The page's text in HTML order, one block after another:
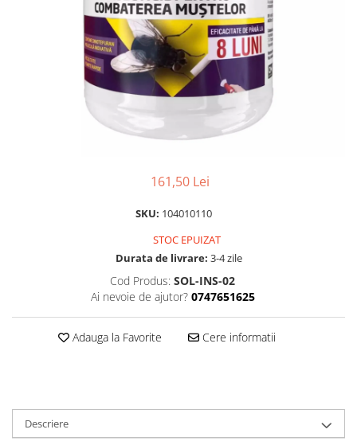
Testere pentru Gard Electric
Împământare Gard Electric
Întinzător Gard Electric
161,50 Lei
SKU: 104010110
STOC EPUIZAT
Durata de livrare: 3-4 zile
Cod Produs: SOL-INS-02
Ai nevoie de ajutor? 0747651625
Adauga la Favorite Cere informatii
Descriere